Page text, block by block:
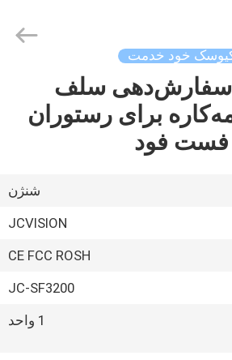
خود خدمت
سلف
برای رستوران
فست فود
شنژن
JCVISION
CE FCC ROSH
JC-SF3200
1 واحد